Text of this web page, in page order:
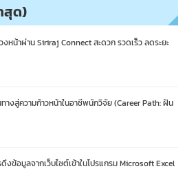
สุด)
หน้าผ่าน Siriraj Connect สะดวก รวดเร็ว ลดระยะ
ทางสู่ความก้าวหน้าในอาชีพนักวิจัย (Career Path: ฝัน
ดึงข้อมูลจากเว็บไซต์เข้าในโปรแกรม Microsoft Excel